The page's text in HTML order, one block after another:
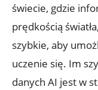
świecie, gdzie
prędkością
szybkie, aby
uczenie się. Im
danych AI jest w